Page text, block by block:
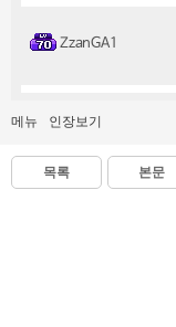
ZzanGA1
메뉴 인장보기
목록 본문